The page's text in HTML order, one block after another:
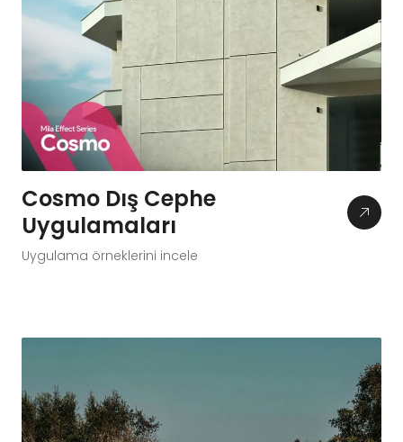
Cosmo Dış Cephe
Uygulamaları
Uygulama örneklerini incele